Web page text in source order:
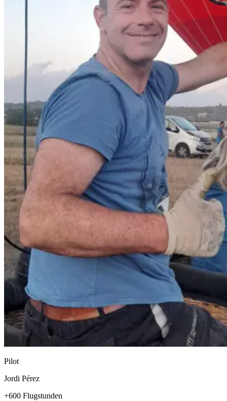
Pilot
Jordi Pérez
+600 Flugstunden